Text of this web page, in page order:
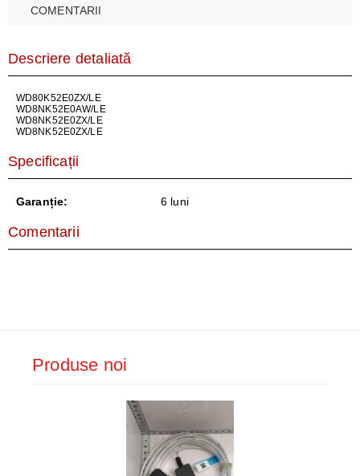
COMENTARII
Descriere detaliată
WD80K52E0ZX/LE
WD8NK52E0AW/LE
WD8NK52E0ZX/LE
WD8NK52E0ZX/LE
Specificații
Garanție: 6 luni
Comentarii
Produse noi